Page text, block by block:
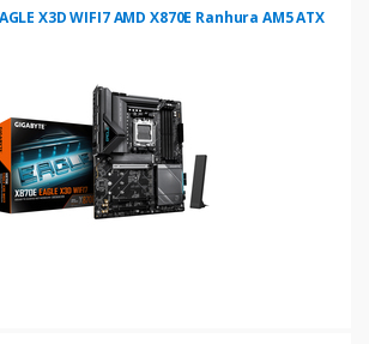
X3D WIFI7 AMD X870E Ranhura AM5 ATX